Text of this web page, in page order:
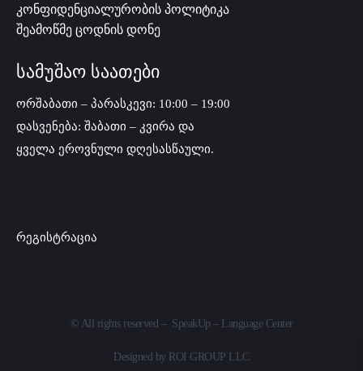
კონფიდენციალურობის პოლიტიკა
შეამოწმე ცოდნის დონე
სამუშაო საათები
ორშაბათი – პარასკევი: 10:00 – 19:00
დასვენება: შაბათი – კვირა და
ყველა ეროვნული დღესასწაული.
რეგისტრაცია
© All rights reserved – SpeakUp – Language Center
Designed by ROI GROUP LLC